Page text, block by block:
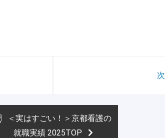
＜実はすごい！＞京都看護の
就職実績 2025TOP